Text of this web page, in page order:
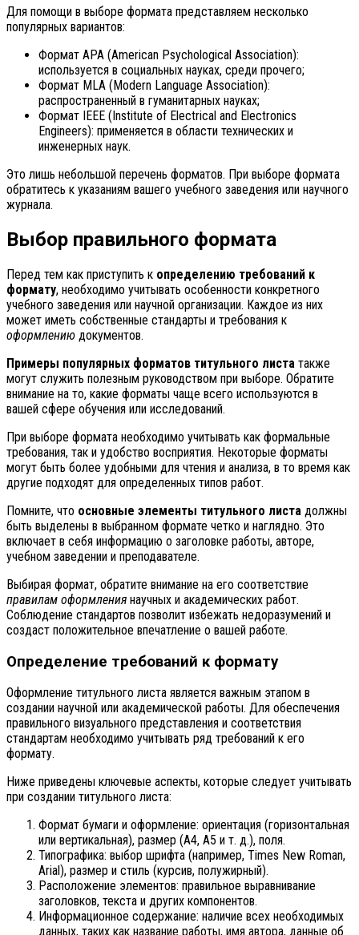
Для помощи в выборе формата представляем несколько
популярных вариантов:
Формат APA (American Psychological Association):
используется в социальных науках, среди прочего;
Формат MLA (Modern Language Association):
распространенный в гуманитарных науках;
Формат IEEE (Institute of Electrical and Electronics
Engineers): применяется в области технических и
инженерных наук.
Это лишь небольшой перечень форматов. При выборе формата
обратитесь к указаниям вашего учебного заведения или научного
журнала.
Выбор правильного формата
Перед тем как приступить к определению требований к
формату, необходимо учитывать особенности конкретного
учебного заведения или научной организации. Каждое из них
может иметь собственные стандарты и требования к
оформлению документов.
Примеры популярных форматов титульного листа также
могут служить полезным руководством при выборе. Обратите
внимание на то, какие форматы чаще всего используются в
вашей сфере обучения или исследований.
При выборе формата необходимо учитывать как формальные
требования, так и удобство восприятия. Некоторые форматы
могут быть более удобными для чтения и анализа, в то время как
другие подходят для определенных типов работ.
Помните, что основные элементы титульного листа должны
быть выделены в выбранном формате четко и наглядно. Это
включает в себя информацию о заголовке работы, авторе,
учебном заведении и преподавателе.
Выбирая формат, обратите внимание на его соответствие
правилам оформления научных и академических работ.
Соблюдение стандартов позволит избежать недоразумений и
создаст положительное впечатление о вашей работе.
Определение требований к формату
Оформление титульного листа является важным этапом в
создании научной или академической работы. Для обеспечения
правильного визуального представления и соответствия
стандартам необходимо учитывать ряд требований к его
формату.
Ниже приведены ключевые аспекты, которые следует учитывать
при создании титульного листа:
Формат бумаги и оформление: ориентация (горизонтальная
или вертикальная), размер (A4, A5 и т. д.), поля.
Типографика: выбор шрифта (например, Times New Roman,
Arial), размер и стиль (курсив, полужирный).
Расположение элементов: правильное выравнивание
заголовков, текста и других компонентов.
Информационное содержание: наличие всех необходимых
данных, таких как название работы, имя автора, данные об